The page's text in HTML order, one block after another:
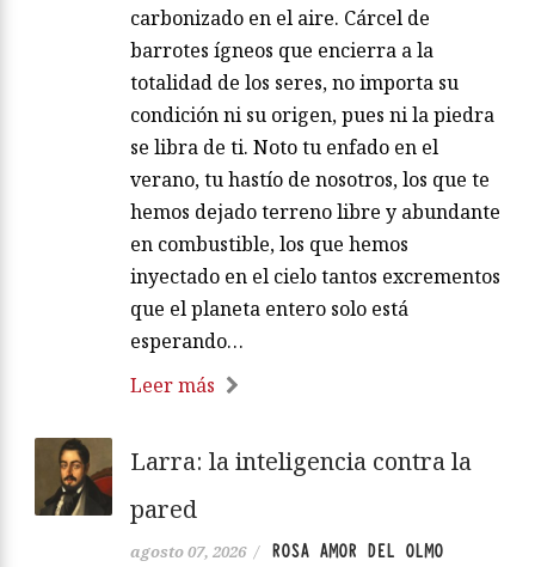
carbonizado en el aire. Cárcel de
barrotes ígneos que encierra a la
totalidad de los seres, no importa su
condición ni su origen, pues ni la piedra
se libra de ti. Noto tu enfado en el
verano, tu hastío de nosotros, los que te
hemos dejado terreno libre y abundante
en combustible, los que hemos
inyectado en el cielo tantos excrementos
que el planeta entero solo está
esperando…
Leer más
Larra: la inteligencia contra la
pared
agosto 07, 2026 / ROSA AMOR DEL OLMO